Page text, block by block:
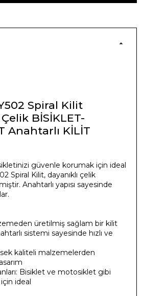
Spiral Kilit
BİSİKLET-
Anahtarlı KİLİT
güvenle korumak için ideal
Spiral Kilit, dayanıklı çelik
Anahtarlı yapısı sayesinde
üretilmiş sağlam bir kilit
sistemi sayesinde hızlı ve
kaliteli malzemelerden
Bisiklet ve motosiklet gibi
için ideal